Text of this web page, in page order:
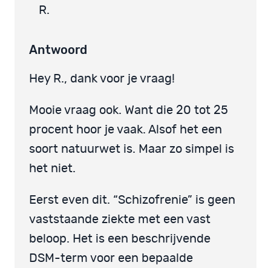
R.
Antwoord
Hey R., dank voor je vraag!
Mooie vraag ook. Want die 20 tot 25
procent hoor je vaak. Alsof het een
soort natuurwet is. Maar zo simpel is
het niet.
Eerst even dit. “Schizofrenie” is geen
vaststaande ziekte met een vast
beloop. Het is een beschrijvende
DSM-term voor een bepaalde